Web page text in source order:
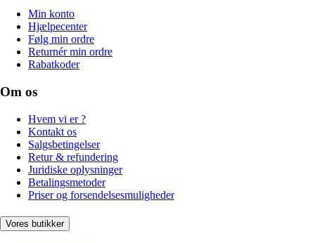
Min konto
Hjælpecenter
Følg min ordre
Returnér min ordre
Rabatkoder
Om os
Hvem vi er ?
Kontakt os
Salgsbetingelser
Retur & refundering
Juridiske oplysninger
Betalingsmetoder
Priser og forsendelsesmuligheder
Vores butikker